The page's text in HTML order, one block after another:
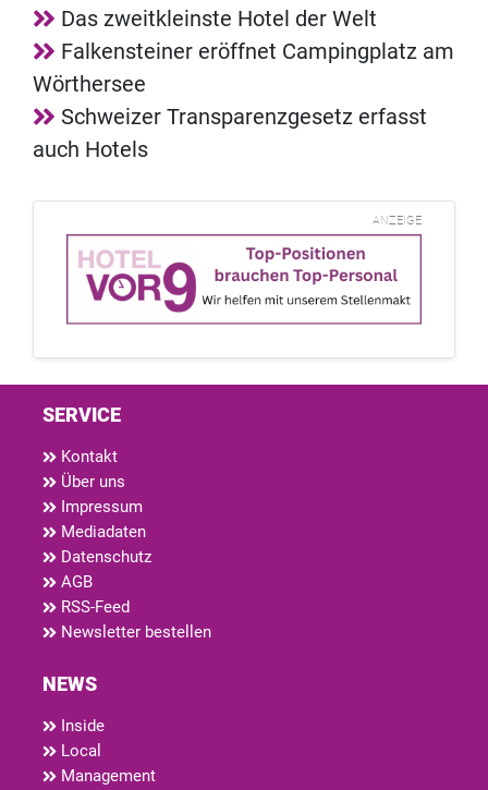
Das zweitkleinste Hotel der Welt
Falkensteiner eröffnet Campingplatz am
Wörthersee
Schweizer Transparenzgesetz erfasst
auch Hotels
ANZEIGE
SERVICE
Kontakt
Über uns
Impressum
Mediadaten
Datenschutz
AGB
RSS-Feed
Newsletter bestellen
NEWS
Inside
Local
Management